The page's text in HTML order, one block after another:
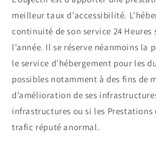
meilleur taux d’accessibilité.
continuité de son service 24 Heures
l’année. Il se réserve néanmoins la
le service d’hébergement pour les
possibles notamment à des fins de
d’amélioration de ses
infrastructures ou si les Prestations
trafic réputé anormal.